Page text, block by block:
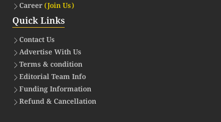
Career(Join Us)
Quick Links
Contact Us
Advertise With Us
Terms & condition
Editorial Team Info
Funding Information
Refund & Cancellation